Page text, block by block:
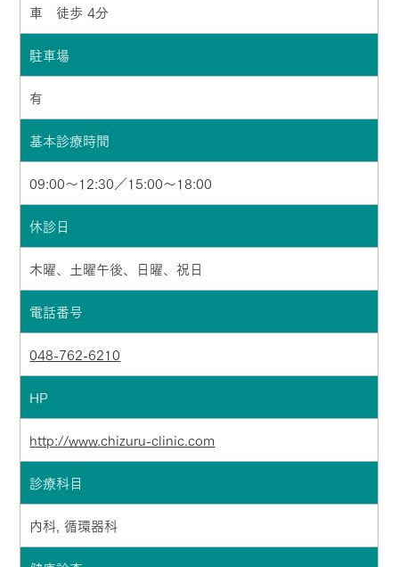
車 徒歩 4分
駐車場
有
基本診療時間
09:00～12:30／15:00～18:00
休診日
木曜、土曜午後、日曜、祝日
電話番号
048-762-6210
HP
http://www.chizuru-clinic.com
診療科目
内科, 循環器科